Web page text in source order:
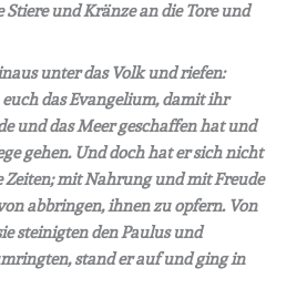
Stiere und Kränze an die Tore und
unter das Volk und riefen:
das Evangelium, damit ihr
und das Meer geschaffen hat und
gehen. Und doch hat er sich nicht
Zeiten; mit Nahrung und mit Freude
abbringen, ihnen zu opfern. Von
steinigten den Paulus und
stand er auf und ging in